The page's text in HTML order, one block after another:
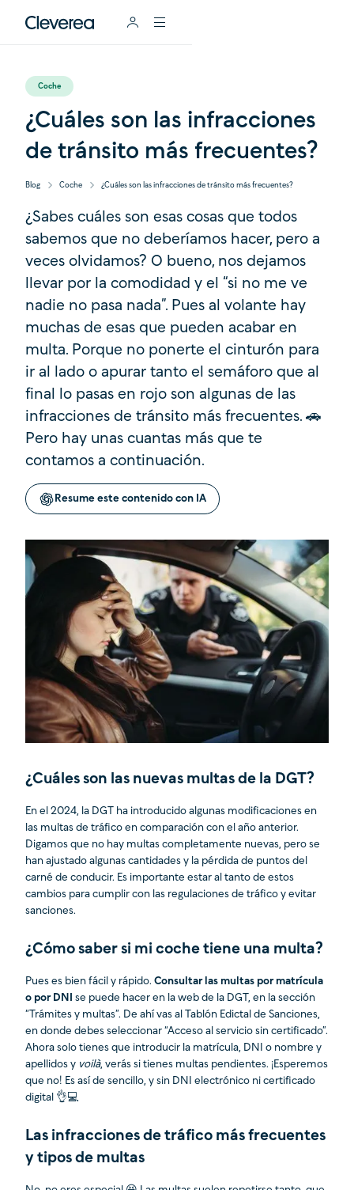
Coche
¿Cuáles son las infracciones
de tránsito más frecuentes?
Blog Coche ¿Cuáles son las infracciones de tránsito más frecuentes?
¿Sabes cuáles son esas cosas que todos
sabemos que no deberíamos hacer, pero a
veces olvidamos? O bueno, nos dejamos
llevar por la comodidad y el “si no me ve
nadie no pasa nada”. Pues al volante hay
muchas de esas que pueden acabar en
multa. Porque no ponerte el cinturón para
ir al lado o apurar tanto el semáforo que al
final lo pasas en rojo son algunas de las
infracciones de tránsito más frecuentes. 🚗
Pero hay unas cuantas más que te
contamos a continuación.
Resume este contenido con IA
¿Cuáles son las nuevas multas de la DGT?
En el 2024, la DGT ha introducido algunas modificaciones en
las multas de tráfico en comparación con el año anterior.
Digamos que no hay multas completamente nuevas, pero se
han ajustado algunas cantidades y la pérdida de puntos del
carné de conducir. Es importante estar al tanto de estos
cambios para cumplir con las regulaciones de tráfico y evitar
sanciones.
¿Cómo saber si mi coche tiene una multa?
Pues es bien fácil y rápido. Consultar las multas por matrícula
o por DNI se puede hacer en la web de la DGT, en la sección
“Trámites y multas”. De ahí vas al Tablón Edictal de Sanciones,
en donde debes seleccionar “Acceso al servicio sin certificado”.
Ahora solo tienes que introducir la matrícula, DNI o nombre y
apellidos y voilà, verás si tienes multas pendientes. ¡Esperemos
que no! Es así de sencillo, y sin DNI electrónico ni certificado
digital 👌💻
Las infracciones de tráfico más frecuentes
y tipos de multas